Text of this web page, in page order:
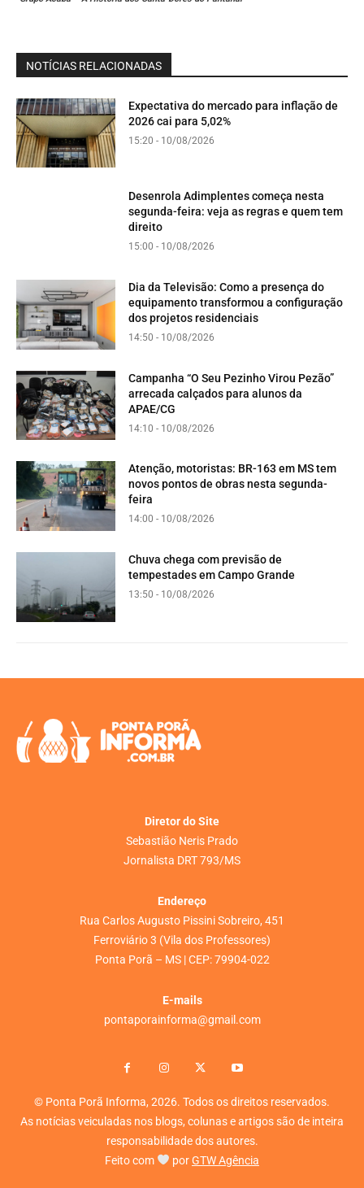
NOTÍCIAS RELACIONADAS
Expectativa do mercado para inflação de
2026 cai para 5,02%
15:20 - 10/08/2026
Desenrola Adimplentes começa nesta
segunda-feira: veja as regras e quem tem
direito
15:00 - 10/08/2026
Dia da Televisão: Como a presença do
equipamento transformou a configuração
dos projetos residenciais
14:50 - 10/08/2026
Campanha “O Seu Pezinho Virou Pezão”
arrecada calçados para alunos da
APAE/CG
14:10 - 10/08/2026
Atenção, motoristas: BR-163 em MS tem
novos pontos de obras nesta segunda-
feira
14:00 - 10/08/2026
Chuva chega com previsão de
tempestades em Campo Grande
13:50 - 10/08/2026
Diretor do Site
Sebastião Neris Prado
Jornalista DRT 793/MS
Endereço
Rua Carlos Augusto Pissini Sobreiro, 451
Ferroviário 3 (Vila dos Professores)
Ponta Porã – MS | CEP: 79904-022
E-mails
pontaporainforma@gmail.com
© Ponta Porã Informa, 2026. Todos os direitos reservados.
As notícias veiculadas nos blogs, colunas e artigos são de inteira
responsabilidade dos autores.
Feito com
porGTW Agência